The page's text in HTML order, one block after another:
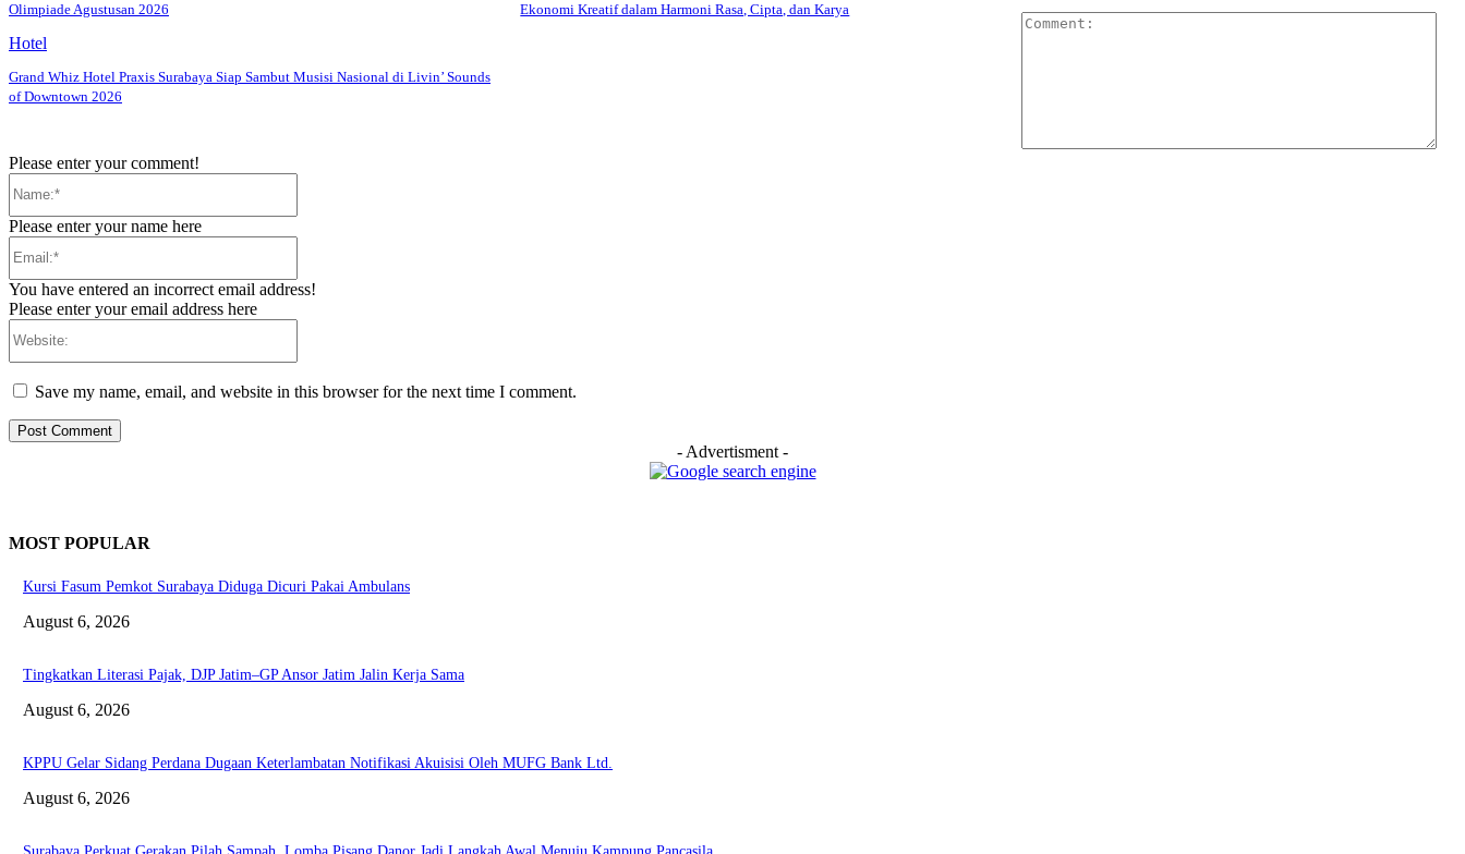
Olimpiade Agustusan 2026
Ekonomi Kreatif dalam Harmoni Rasa, Cipta, dan Karya
Hotel
Grand Whiz Hotel Praxis Surabaya Siap Sambut Musisi Nasional di Livin’ Sounds
of Downtown 2026
Please enter your comment!
Please enter your name here
You have entered an incorrect email address!
Please enter your email address here
Save my name, email, and website in this browser for the next time I comment.
- Advertisment -
MOST POPULAR
Kursi Fasum Pemkot Surabaya Diduga Dicuri Pakai Ambulans
August 6, 2026
Tingkatkan Literasi Pajak, DJP Jatim–GP Ansor Jatim Jalin Kerja Sama
August 6, 2026
KPPU Gelar Sidang Perdana Dugaan Keterlambatan Notifikasi Akuisisi Oleh MUFG Bank Ltd.
August 6, 2026